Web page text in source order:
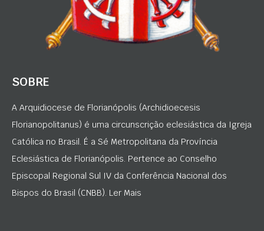
SOBRE
A Arquidiocese de Florianópolis (Archidioecesis
Florianopolitanus) é uma circunscrição eclesiástica da Igreja
Católica no Brasil. É a Sé Metropolitana da Província
Eclesiástica de Florianópolis. Pertence ao Conselho
Episcopal Regional Sul IV da Conferência Nacional dos
Bispos do Brasil (CNBB). Ler Mais